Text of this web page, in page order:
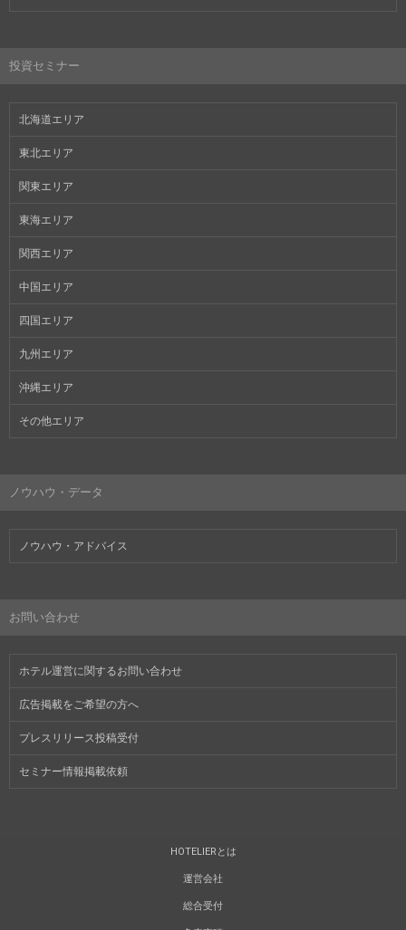
投資セミナー
北海道エリア
東北エリア
関東エリア
東海エリア
関西エリア
中国エリア
四国エリア
九州エリア
沖縄エリア
その他エリア
ノウハウ・データ
ノウハウ・アドバイス
お問い合わせ
ホテル運営に関するお問い合わせ
広告掲載をご希望の方へ
プレスリリース投稿受付
セミナー情報掲載依頼
HOTELIERとは
運営会社
総合受付